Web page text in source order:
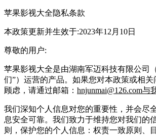
苹果影视大全隐私条款
本政策更新并生效于:2023年12月10日
尊敬的用户:
苹果影视大全是由湖南军迈科技有限公司
们”）运营的产品。如果您对本政策或相
顾虑，请通过邮箱： hnjunmai@126.com与
我们深知个人信息对您的重要性，并会尽
息安全可靠。我们致力于维持您对我们的
则，保护您的个人信息：权责一致原则、